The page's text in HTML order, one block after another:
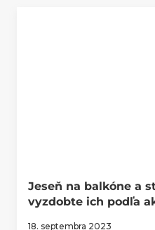
Jeseň na balkóne a
vyzdobte ich podľa
18. septembra 2023